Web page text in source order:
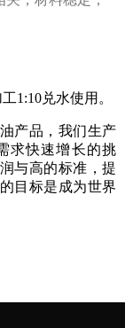
1:10兑水使用。
产品，我们生产
求快速增长的挑
与高的标准，提
目标是成为世界